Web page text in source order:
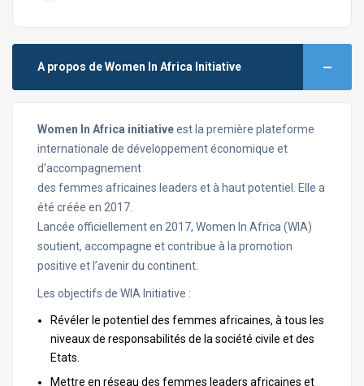
A propos de Women In Africa Initiative
Women In Africa initiativeest la première plateforme
internationale de développement économique et
d’accompagnement
des femmes africaines leaders et à haut potentiel. Elle a
été créée en 2017.
Lancée officiellement en 2017, Women In Africa (WIA)
soutient, accompagne et contribue à la promotion
positive et l’avenir du continent.
Les objectifs de WIA Initiative :
Révéler le potentiel des femmes africaines, à tous les
niveaux de responsabilités de la société civile et des
Etats.
Mettre en réseau des femmes leaders africaines et